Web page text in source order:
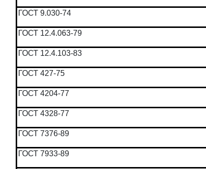
ГОСТ 9.030-74
ГОСТ 12.4.063-79
ГОСТ 12.4.103-83
ГОСТ 427-75
ГОСТ 4204-77
ГОСТ 4328-77
ГОСТ 7376-89
ГОСТ 7933-89